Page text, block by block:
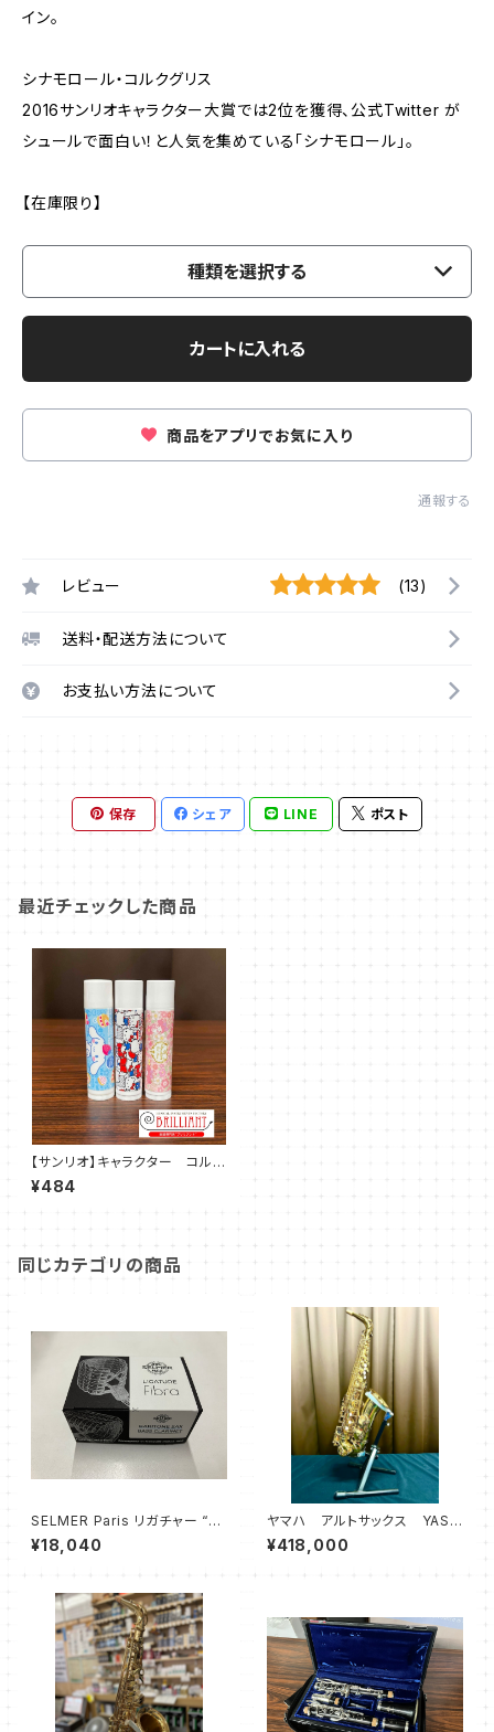
イン。
シナモロール・コルクグリス
2016サンリオキャラクター大賞では2位を獲得、公式Twitter が
シュールで面白い！と人気を集めている「シナモロール」。
【在庫限り】
種類を選択する
カートに入れる
商品をアプリでお気に入り
通報する
レビュー (13)
送料・配送方法について
お支払い方法について
保存 シェア LINE ポスト
最近チェックした商品
【サンリオ】キャラクター コルク
グリス
¥484
同じカテゴリの商品
SELMER Paris リガチャー “Fi
bra” フィブラ BassCL/B.SA
X用
¥18,040
ヤマハ アルトサックス YAS6
2
¥418,000